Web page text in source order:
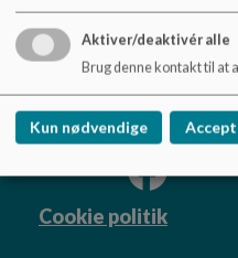
+45 79797790
EAN NR.
EAN
Sitemap
Cookie politik
Aktiver/deaktivér alle
Brug denne kontakt til at
Kun nødvendige